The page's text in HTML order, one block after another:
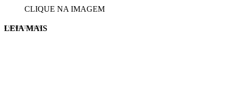
CLIQUE NA IMAGEM
EVINIS TALON
LEIA MAIS